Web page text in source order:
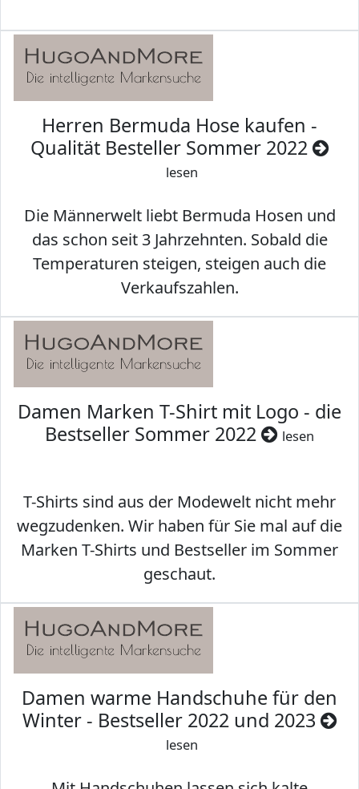
Herren Bermuda Hose kaufen -
Qualität Besteller Sommer 2022
lesen
Die Männerwelt liebt Bermuda Hosen und
das schon seit 3 Jahrzehnten. Sobald die
Temperaturen steigen, steigen auch die
Verkaufszahlen.
Damen Marken T-Shirt mit Logo - die
Bestseller Sommer 2022
lesen
T-Shirts sind aus der Modewelt nicht mehr
wegzudenken. Wir haben für Sie mal auf die
Marken T-Shirts und Bestseller im Sommer
geschaut.
Damen warme Handschuhe für den
Winter - Bestseller 2022 und 2023
lesen